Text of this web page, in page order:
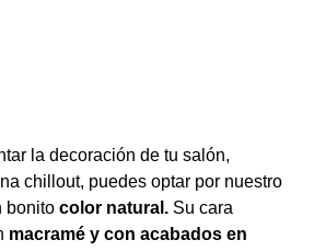
la decoración de tu salón,
chillout, puedes optar por nuestro
bonito color natural. Su cara
macramé y con acabados en